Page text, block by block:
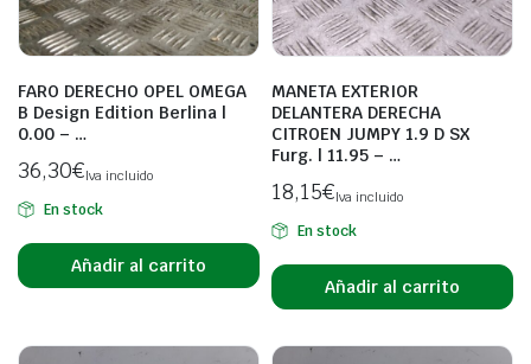
FARO DERECHO OPEL OMEGA
B Design Edition Berlina |
0.00 – …
36,30€Iva incluido
En stock
Añadir al carrito
MANETA EXTERIOR
DELANTERA DERECHA
CITROEN JUMPY 1.9 D SX
Furg. | 11.95 – …
18,15€Iva incluido
En stock
Añadir al carrito